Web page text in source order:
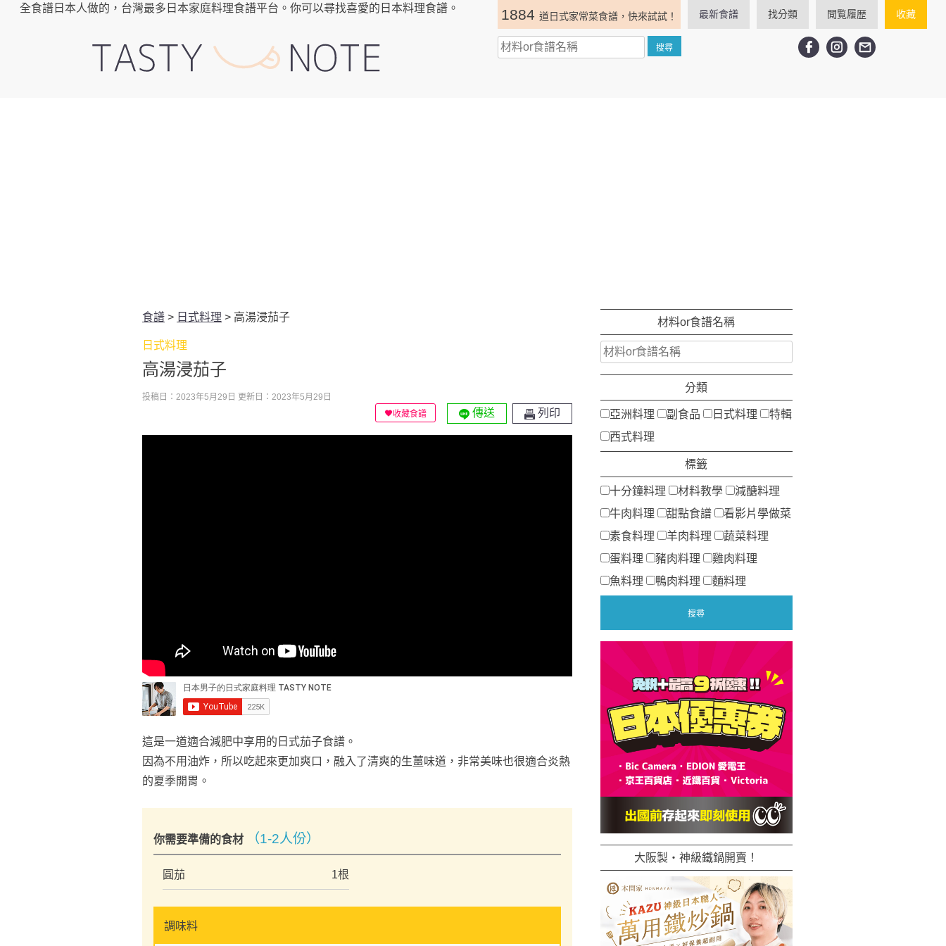
全食譜日本人做的，台灣最多日本家庭料理食譜平台。你可以尋找喜愛的日本料理食譜。 1884 道日式家常菜食譜，快來試試！ 最新食譜 找分類 閲覧履歴 收藏
食譜 > 日式料理 > 高湯浸茄子
日式料理
高湯浸茄子
投稿日：2023年5月29日 更新日：2023年5月29日
收藏食譜
傳送 列印
這是一道適合減肥中享用的日式茄子食譜。
因為不用油炸，所以吃起來更加爽口，融入了清爽的生薑味道，非常美味也很適合炎熱
的夏季開胃。
你需要準備的食材 （1-2人份）
圓茄 1根
調味料
材料or食譜名稱
分類
亞洲料理 副食品 日式料理
特輯
西式料理
標籤
十分鐘料理 材料教學
減醣料理
牛肉料理
甜點食譜
看影片學做菜
素食料理
羊肉料理
蔬菜料理
蛋料理
豬肉料理
雞肉料理
魚料理
鴨肉料理 麵料理
大阪製・神級鐵鍋開賣！